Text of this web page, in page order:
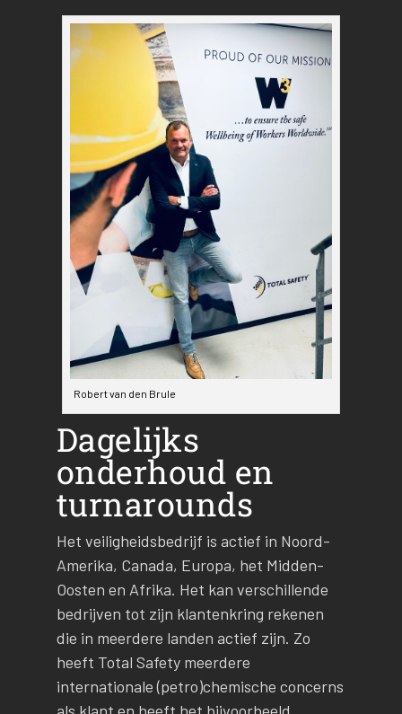
Robert van den Brule
Dagelijks
onderhoud en
turnarounds
Het veiligheidsbedrijf is actief in Noord-
Amerika, Canada, Europa, het Midden-
Oosten en Afrika. Het kan verschillende
bedrijven tot zijn klantenkring rekenen
die in meerdere landen actief zijn. Zo
heeft Total Safety meerdere
internationale (petro)chemische concerns